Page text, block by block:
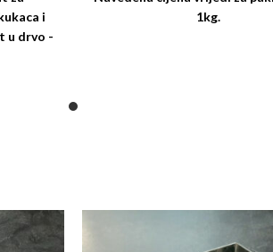
i
u drvo -
1kg.